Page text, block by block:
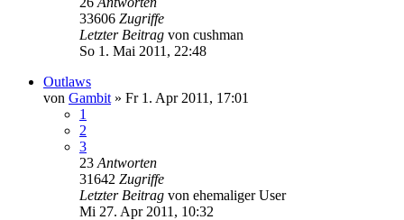
33606 Zugriffe
Letzter Beitrag von cushman
So 1. Mai 2011, 22:48
Outlaws
von Gambit » Fr 1. Apr 2011, 17:01
1
2
3
23 Antworten
31642 Zugriffe
Letzter Beitrag von ehemaliger User
Mi 27. Apr 2011, 10:32